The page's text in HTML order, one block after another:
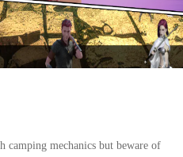
camping mechanics but beware of